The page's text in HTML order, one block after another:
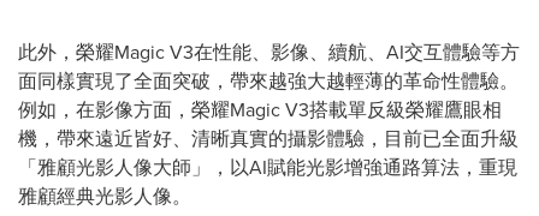
此外，榮耀Magic V3在性能、影像、續航、AI交互體驗等方
面同樣實現了全面突破，帶來越強大越輕薄的革命性體驗。
例如，在影像方面，榮耀Magic V3搭載單反級榮耀鷹眼相
機，帶來遠近皆好、清晰真實的攝影體驗，目前已全面升級
「雅顧光影人像大師」，以AI賦能光影增強通路算法，重現
雅顧經典光影人像。